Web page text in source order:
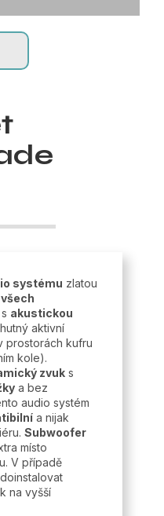
systému zlatou
všech
akustickou
aktivní
prostorách kufru
kole).
zvuks
a bez
audio systém
a nijak
Subwoofer
místo
V případě
na vyšší